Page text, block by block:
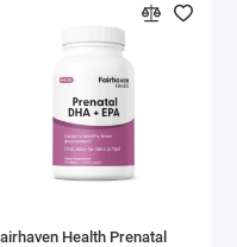
Health Prenatal